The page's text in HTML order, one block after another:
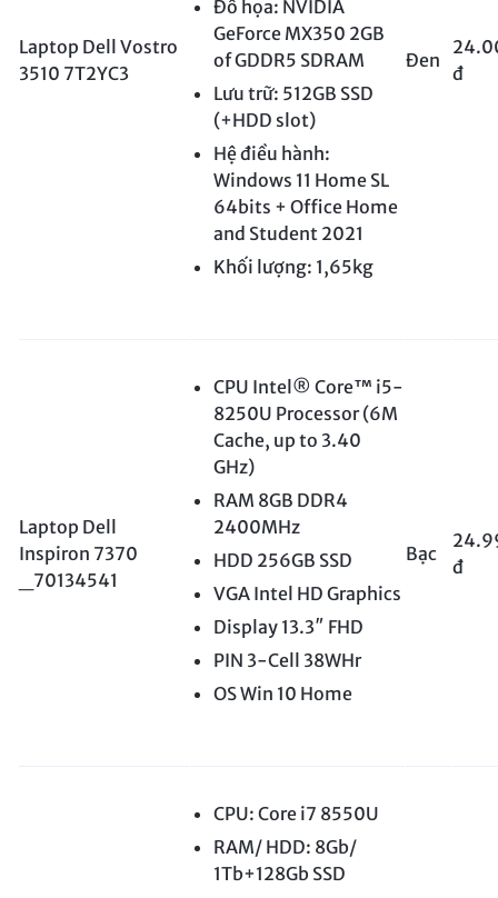
Laptop Dell Vostro
3510 7T2YC3
Đồ họa: NVIDIA
GeForce MX350 2GB
of GDDR5 SDRAM
Lưu trữ: 512GB SSD
(+HDD slot)
Hệ điều hành:
Windows 11 Home SL
64bits + Office Home
and Student 2021
Khối lượng: 1,65kg
Đen
đ
Laptop Dell
Inspiron 7370
_70134541
CPU Intel® Core™ i5-
8250U Processor (6M
Cache, up to 3.40
GHz)
RAM 8GB DDR4
2400MHz
HDD 256GB SSD
VGA Intel HD Graphics
Display 13.3″ FHD
PIN 3-Cell 38WHr
OS Win 10 Home
Bạc
đ
CPU: Core i7 8550U
RAM/ HDD: 8Gb/
1Tb+128Gb SSD